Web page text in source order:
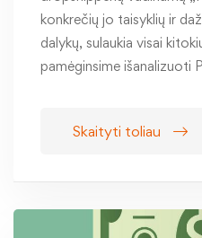
konkrečių jo taisyklių ir
dalykų, sulaukia visai
pamėginsime išanalizuoti
Skaityti toliau